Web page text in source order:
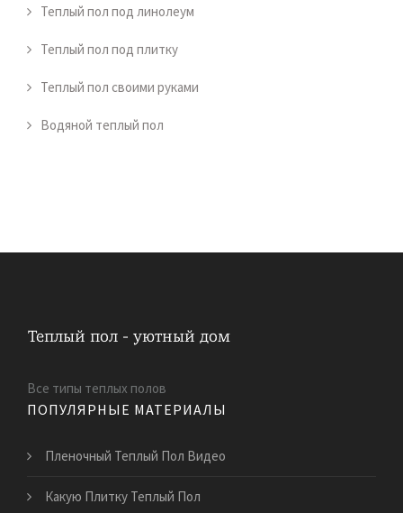
Теплый пол под линолеум
Теплый пол под плитку
Теплый пол своими руками
Водяной теплый пол
Все типы теплых полов
ПОПУЛЯРНЫЕ МАТЕРИАЛЫ
Пленочный Теплый Пол Видео
Какую Плитку Теплый Пол